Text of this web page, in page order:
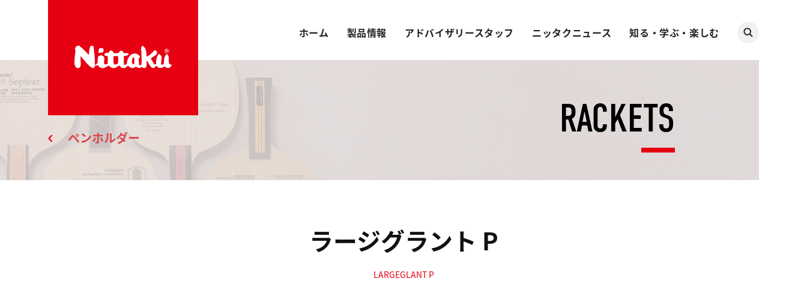
ホーム 製品情報 アドバイザリースタッフ ニッタクニュース 知る・学ぶ・楽しむ
RACKETS
ペンホルダー
ラージグラント P
LARGEGLANT P